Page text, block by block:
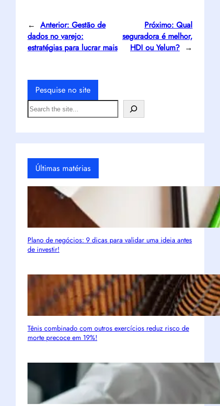
← Anterior: Gestão de
dados no varejo:
estratégias para lucrar mais
Próximo: Qual
seguradora é melhor,
HDI ou Yelum? →
Pesquise no site
S
e
h
Últimas matérias
Plano de negócios: 9 dicas para validar uma ideia antes
de investir!
Tênis combinado com outros exercícios reduz risco de
morte precoce em 19%!